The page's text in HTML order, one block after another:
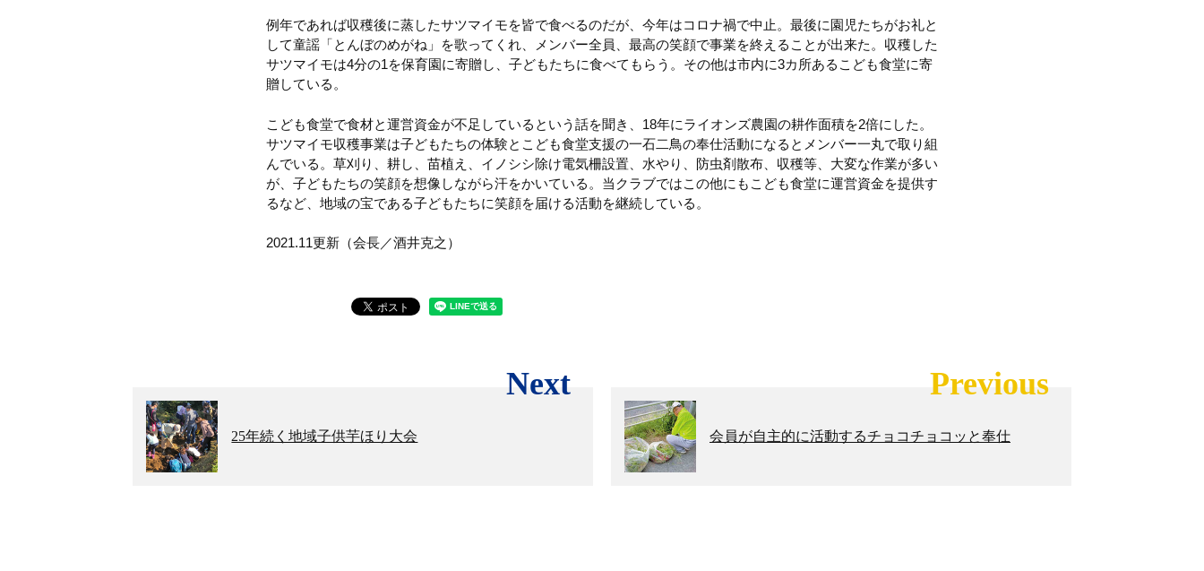
例年であれば収穫後に蒸したサツマイモを皆で食べるのだが、今年はコロナ禍で中止。最後に園児たちがお礼と
して童謡「とんぼのめがね」を歌ってくれ、メンバー全員、最高の笑顔で事業を終えることが出来た。収穫した
サツマイモは4分の1を保育園に寄贈し、子どもたちに食べてもらう。その他は市内に3カ所あるこども食堂に寄
贈している。
こども食堂で食材と運営資金が不足しているという話を聞き、18年にライオンズ農園の耕作面積を2倍にした。
サツマイモ収穫事業は子どもたちの体験とこども食堂支援の一石二鳥の奉仕活動になるとメンバー一丸で取り組
んでいる。草刈り、耕し、苗植え、イノシシ除け電気柵設置、水やり、防虫剤散布、収穫等、大変な作業が多い
が、子どもたちの笑顔を想像しながら汗をかいている。当クラブではこの他にもこども食堂に運営資金を提供す
るなど、地域の宝である子どもたちに笑顔を届ける活動を継続している。
2021.11更新（会長／酒井克之）
Next
25年続く地域子供芋ほり大会
Previous
会員が自主的に活動するチョコチョコッと奉仕